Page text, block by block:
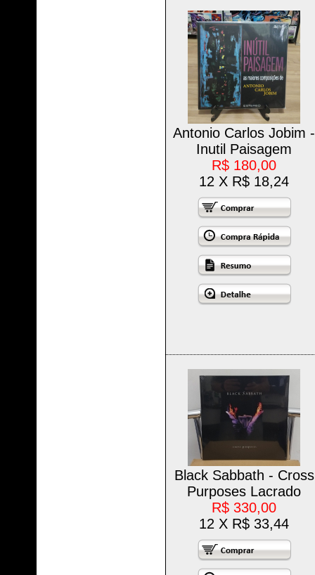
Antonio Carlos Jobim -
Inutil Paisagem
R$ 180,00
12 X R$ 18,24
Black Sabbath - Cross
Purposes Lacrado
R$ 330,00
12 X R$ 33,44